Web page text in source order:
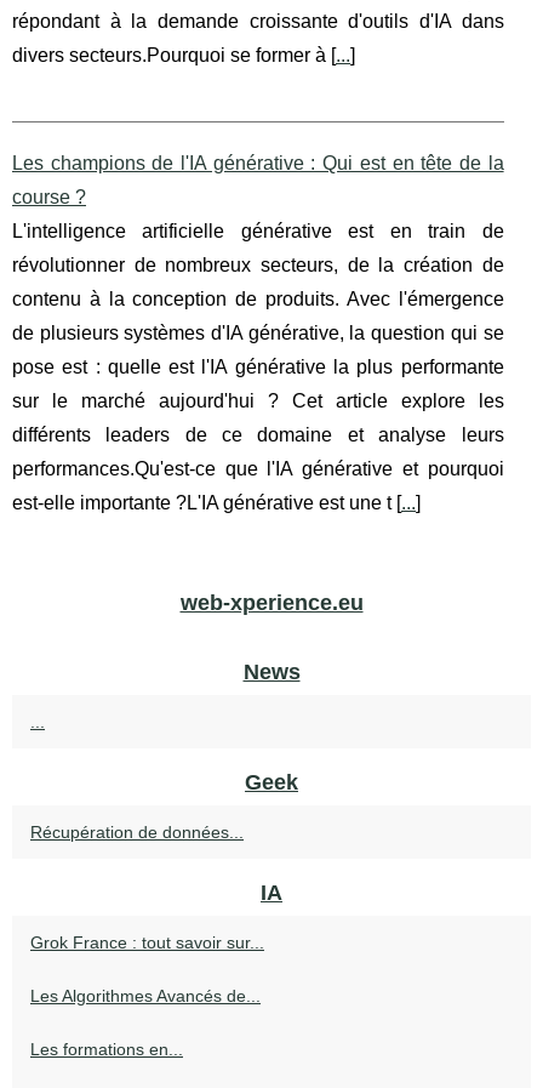
répondant à la demande croissante d'outils d'IA dans
divers secteurs.Pourquoi se former à [...]
Les champions de l'IA générative : Qui est en tête de la
course ?
L'intelligence artificielle générative est en train de
révolutionner de nombreux secteurs, de la création de
contenu à la conception de produits. Avec l'émergence
de plusieurs systèmes d'IA générative, la question qui se
pose est : quelle est l'IA générative la plus performante
sur le marché aujourd'hui ? Cet article explore les
différents leaders de ce domaine et analyse leurs
performances.Qu'est-ce que l'IA générative et pourquoi
est-elle importante ?L'IA générative est une t [...]
web-xperience.eu
News
...
Geek
Récupération de données...
IA
Grok France : tout savoir sur...
Les Algorithmes Avancés de...
Les formations en...